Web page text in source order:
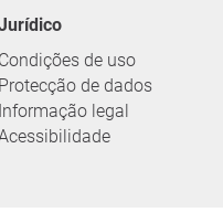
Jurídico
Condições de uso
Protecção de dados
Informação legal